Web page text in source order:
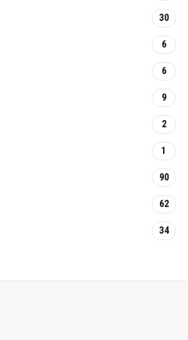
30
6
6
9
2
1
90
62
34